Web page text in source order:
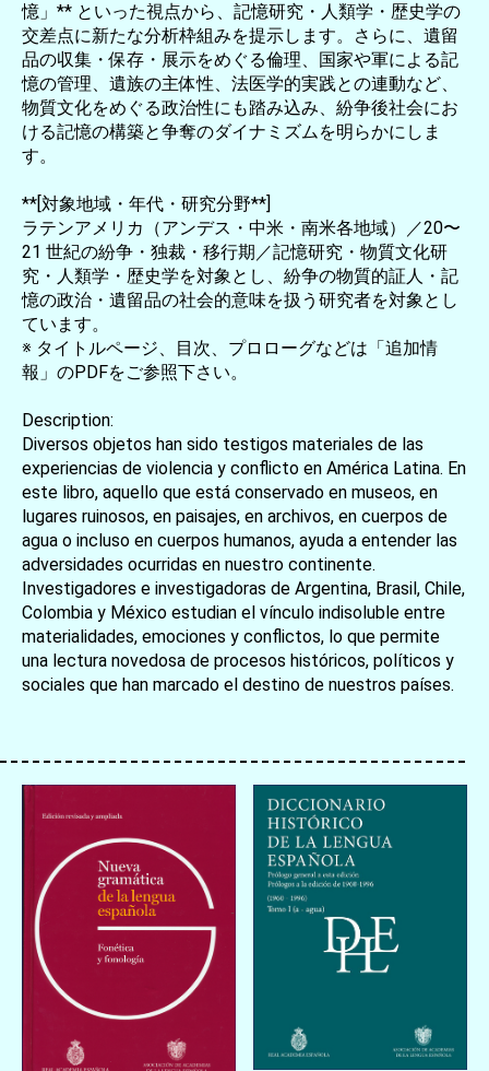
お買い物を続ける カートへ進む
憶」** といった視点から、記憶研究・人類学・歴史学の
交差点に新たな分析枠組みを提示します。さらに、遺留
品の収集・保存・展示をめぐる倫理、国家や軍による記
憶の管理、遺族の主体性、法医学的実践との連動など、
物質文化をめぐる政治性にも踏み込み、紛争後社会にお
ける記憶の構築と争奪のダイナミズムを明らかにしま
す。
**[対象地域・年代・研究分野**]
ラテンアメリカ（アンデス・中米・南米各地域）／20〜
21 世紀の紛争・独裁・移行期／記憶研究・物質文化研
究・人類学・歴史学を対象とし、紛争の物質的証人・記
憶の政治・遺留品の社会的意味を扱う研究者を対象とし
ています。
※ タイトルページ、目次、プロローグなどは「追加情
報」のPDFをご参照下さい。
Description:
Diversos objetos han sido testigos materiales de las
experiencias de violencia y conflicto en América Latina. En
este libro, aquello que está conservado en museos, en
lugares ruinosos, en paisajes, en archivos, en cuerpos de
agua o incluso en cuerpos humanos, ayuda a entender las
adversidades ocurridas en nuestro continente.
Investigadores e investigadoras de Argentina, Brasil, Chile,
Colombia y México estudian el vínculo indisoluble entre
materialidades, emociones y conflictos, lo que permite
una lectura novedosa de procesos históricos, políticos y
sociales que han marcado el destino de nuestros países.